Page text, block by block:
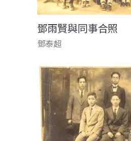
鄧雨賢與同事合照
鄧泰超